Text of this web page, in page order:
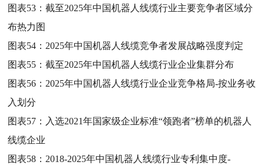
图表53：截至2025年中国机器人线缆行业主要竞争者区域分
布热力图
图表54： 2025年中国机器人线缆竞争者发展战略强度判定
图表55：截至2025年中国机器人线缆行业企业集群分布
图表56： 2025年中国机器人线缆行业企业竞争格局-按业务收
入划分
图表57： 入选2021年国家级企业标准“领跑者”榜单的机器人
线缆企业
图表58： 2018-2025年中国机器人线缆行业专利集中度-